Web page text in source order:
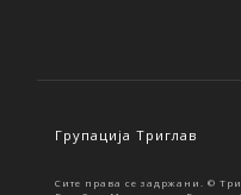
Групација Триглав
Сите права се задржани. ©